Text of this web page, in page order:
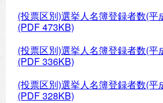
(投票区別)選挙人名簿登録者数(平
(PDF 473KB)
(投票区別)選挙人名簿登録者数(平
(PDF 336KB)
(投票区別)選挙人名簿登録者数(平
(PDF 328KB)